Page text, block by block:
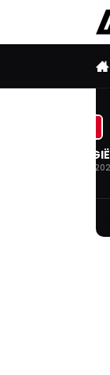
BELGIË
19 JUL.